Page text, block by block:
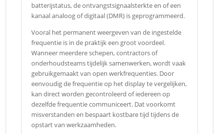
batterijstatus, de ontvangstsignaalsterkte en of een
kanaal analoog of digitaal (DMR) is geprogrammeerd.
Vooral het permanent weergeven van de ingestelde
frequentie is in de praktijk een groot voordeel.
Wanneer meerdere schepen, contractors of
onderhoudsteams tijdelijk samenwerken, wordt vaak
gebruikgemaakt van open werkfrequenties. Door
eenvoudig de frequentie op het display te vergelijken,
kan direct worden gecontroleerd of iedereen op
dezelfde frequentie communiceert. Dat voorkomt
misverstanden en bespaart kostbare tijd tijdens de
opstart van werkzaamheden.